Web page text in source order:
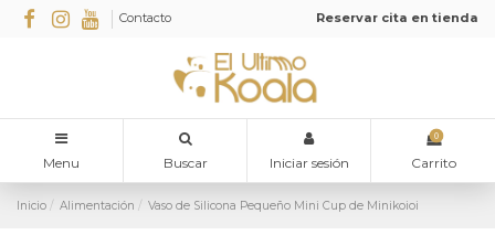
Contacto Reservar cita en tienda
Menu Buscar Iniciar sesión
0
Carrito
Inicio Alimentación Vaso de Silicona Pequeño Mini Cup de Minikoioi